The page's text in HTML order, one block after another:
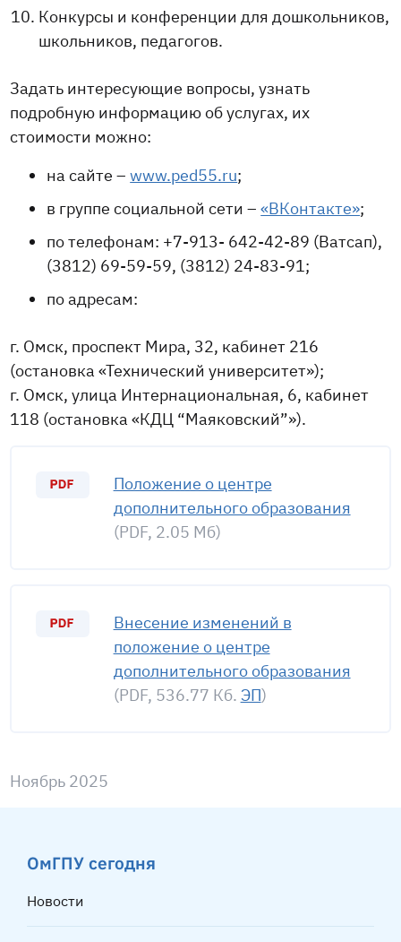
Конкурсы и конференции для дошкольников,
школьников, педагогов.
Задать интересующие вопросы, узнать
подробную информацию об услугах, их
стоимости можно:
на сайте –www.ped55.ru;
в группе социальной сети –«ВКонтакте»;
по телефонам: +7-913- 642-42-89 (Ватсап),
(3812) 69-59-59, (3812) 24-83-91;
по адресам:
г. Омск, проспект Мира, 32, кабинет 216
(остановка «Технический университет»);
г. Омск, улица Интернациональная, 6, кабинет
118 (остановка «КДЦ “Маяковский”»).
Положение о центре
дополнительного образования
(PDF, 2.05 Мб)
Внесение изменений в
положение о центре
дополнительного образования
(PDF, 536.77 Кб. ЭП)
Ноябрь 2025
ОмГПУ сегодня
Новости